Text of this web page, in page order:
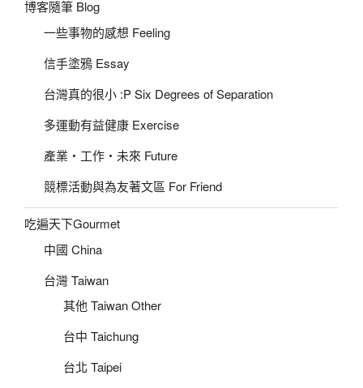
博客隨筆 Blog
一些事物的感想 Feeling
信手塗鴉 Essay
台灣真的很小 :P Six Degrees of Separation
多運動有益健康 Exercise
產業‧工作‧未來 Future
競標活動與為友著文區 For Friend
吃遍天下Gourmet
中國 China
台灣 Taiwan
其他 Taiwan Other
台中 Taichung
台北 Taipei